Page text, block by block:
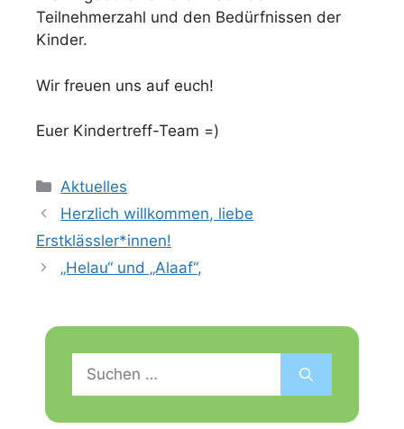
Teilnehmerzahl und den Bedürfnissen der
Kinder.
Wir freuen uns auf euch!
Euer Kindertreff-Team =)
Kategorien
Aktuelles
Herzlich willkommen, liebe
Erstklässler*innen!
„Helau“ und „Alaaf“,
Suchen
nach: